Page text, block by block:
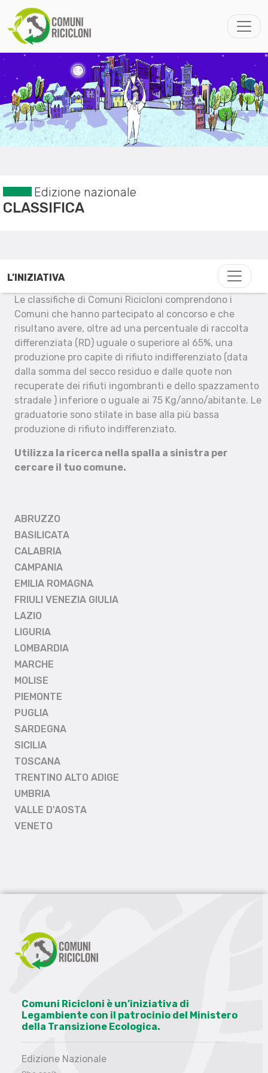
Edizione nazionale
CLASSIFICA
L’INIZIATIVA
Le classifiche di Comuni Ricicloni comprendono i
Comuni che hanno partecipato al concorso e che
risultano avere, oltre ad una percentuale di raccolta
differenziata (RD) uguale o superiore al 65%, una
produzione pro capite di rifiuto indifferenziato (data
dalla somma del secco residuo e dalle quote non
recuperate dei rifiuti ingombranti e dello spazzamento
stradale ) inferiore o uguale ai 75 Kg/anno/abitante. Le
graduatorie sono stilate in base alla più bassa
produzione di rifiuto indifferenziato.
Utilizza la ricerca nella spalla a sinistra per
cercare il tuo comune.
ABRUZZO
BASILICATA
CALABRIA
CAMPANIA
EMILIA ROMAGNA
FRIULI VENEZIA GIULIA
LAZIO
LIGURIA
LOMBARDIA
MARCHE
MOLISE
PIEMONTE
PUGLIA
SARDEGNA
SICILIA
TOSCANA
TRENTINO ALTO ADIGE
UMBRIA
VALLE D'AOSTA
VENETO
Comuni Ricicloni è un’iniziativa di
Legambiente con il patrocinio del Ministero
della Transizione Ecologica.
Edizione Nazionale